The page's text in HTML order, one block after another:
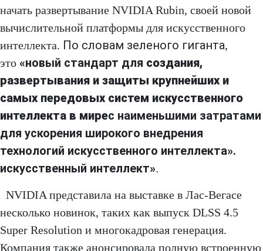
начать развертывание NVIDIA Rubin, своей новой
вычислительной платформы для искусственного
интеллекта. По словам зеленого гиганта,
это «новый стандарт для создания,
развертывания и защиты крупнейших и
самых передовых систем искусственного
интеллекта в мирес наименьшими затратами
для ускорения широкого внедрения
технологий искусственного интеллекта».
искусственный интеллект».
NVIDIA представила на выставке в Лас-Вегасе
несколько новинок, таких как выпуск DLSS 4.5
Super Resolution и многокадровая генерация.
Компания также анонсировала полную встроенную